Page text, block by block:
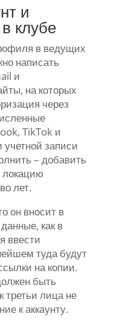
и
клубе
в ведущих
написать
и
на которых
через
TikTok и
учетной записи
– добавить
лет.
он вносит в
как в
ввести
туда будут
на копии.
быть
третьи лица не
к аккаунту.